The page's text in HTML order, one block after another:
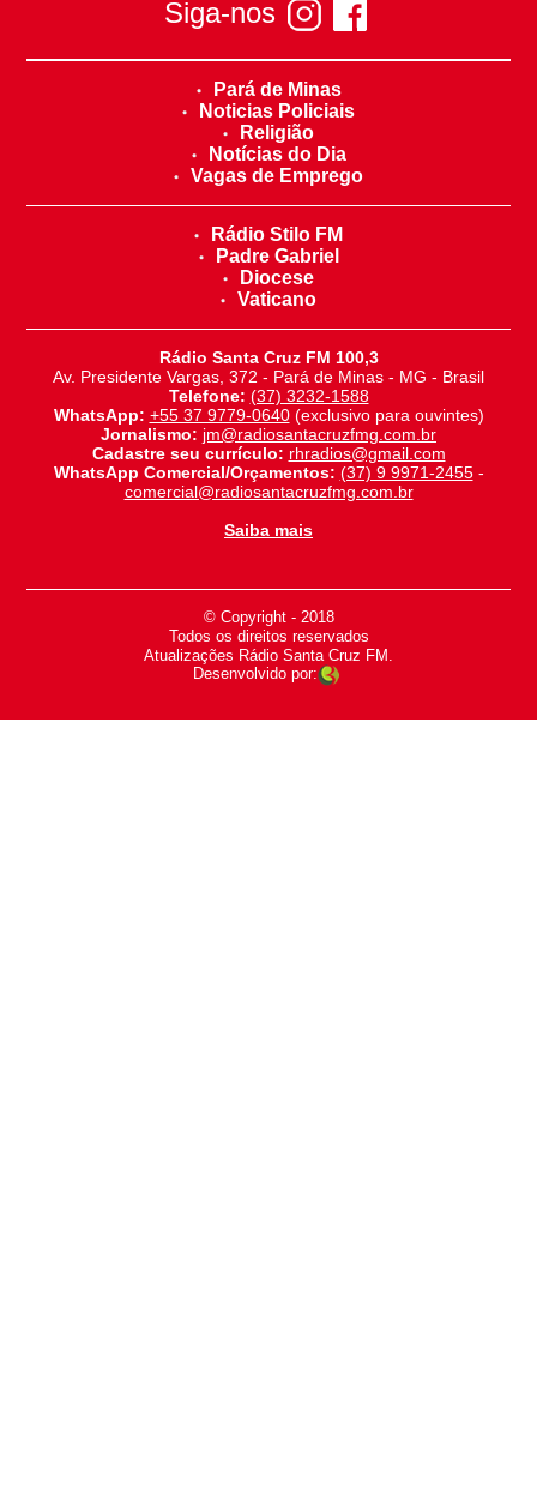
Siga-nos
Pará de Minas
Noticias Policiais
Religião
Notícias do Dia
Vagas de Emprego
Rádio Stilo FM
Padre Gabriel
Diocese
Vaticano
Rádio Santa Cruz FM 100,3
Av. Presidente Vargas, 372 - Pará de Minas - MG - Brasil
Telefone: (37) 3232-1588
WhatsApp: +55 37 9779-0640(exclusivo para ouvintes)
Jornalismo: jm@radiosantacruzfmg.com.br
Cadastre seu currículo: rhradios@gmail.com
WhatsApp Comercial/Orçamentos: (37) 9 9971-2455-
comercial@radiosantacruzfmg.com.br
Saiba mais
© Copyright - 2018
-
Todos os direitos reservados
-
Atualizações Rádio Santa Cruz FM.
Desenvolvido por: